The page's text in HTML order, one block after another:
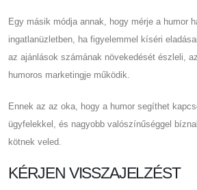
Egy másik módja annak, hogy mérje a humor
ingatlanüzletben, ha figyelemmel kíséri
az ajánlások számának növekedését észleli,
humoros marketingje működik.
Ennek az az oka, hogy a humor segíthet
ügyfelekkel, és nagyobb valószínűséggel
kötnek veled.
KÉRJEN VISSZAJELZÉST